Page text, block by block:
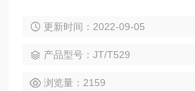
更新时间：2022-09-05
产品型号：JT/T529
浏览量：2159